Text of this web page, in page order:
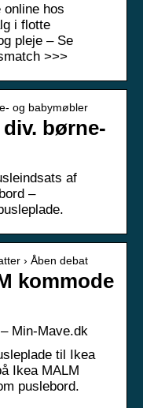
online hos
i flotte
pleje – Se
>>>
og babymøbler
børne-
af
–
› Åben debat
kommode
Min-Mave.dk
til Ikea
Ikea MALM
puslebord.